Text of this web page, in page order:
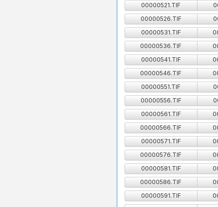
00000521.TIF
00000526.TIF
00000531.TIF
00000536.TIF
00000541.TIF
00000546.TIF
00000551.TIF
00000556.TIF
00000561.TIF
00000566.TIF
00000571.TIF
00000576.TIF
00000581.TIF
00000586.TIF
00000591.TIF